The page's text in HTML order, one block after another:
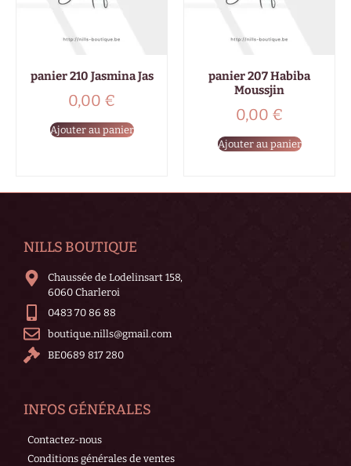
panier 210 Jasmina Jas
0,00 €
Ajouter au panier
panier 207 Habiba
Moussjin
0,00 €
Ajouter au panier
NILLS BOUTIQUE
Chaussée de Lodelinsart 158,
6060 Charleroi
0483 70 86 88
boutique.nills@gmail.com
BE0689 817 280
INFOS GÉNÉRALES
Contactez-nous
Conditions générales de ventes